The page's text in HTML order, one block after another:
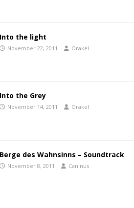
Into the light
November 22, 2011 Orakel
Into the Grey
November 14, 2011 Orakel
Berge des Wahnsinns – Soundtrack
November 8, 2011 Caninus